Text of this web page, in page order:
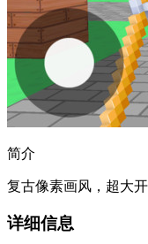
简介
复古像素画风，超大
详细信息